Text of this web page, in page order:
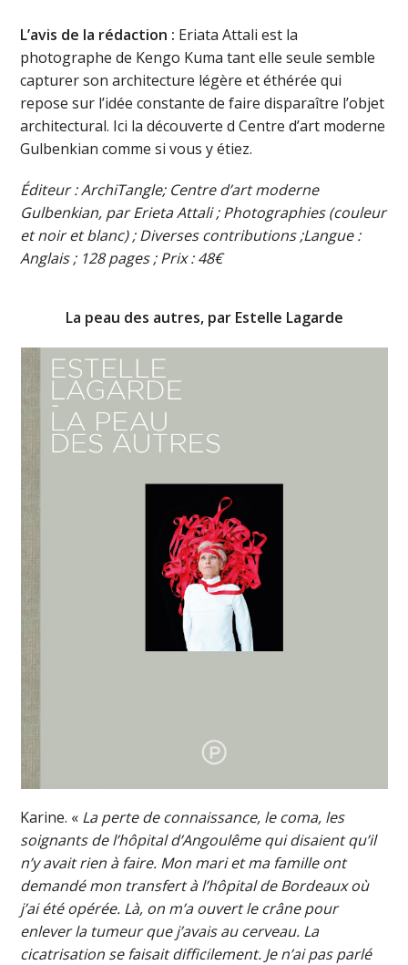
L’avis de la rédaction : Eriata Attali est la
photographe de Kengo Kuma tant elle seule semble
capturer son architecture légère et éthérée qui
repose sur l’idée constante de faire disparaître l’objet
architectural. Ici la découverte d Centre d’art moderne
Gulbenkian comme si vous y étiez.
Éditeur : ArchiTangle; Centre d’art moderne
Gulbenkian, par Erieta Attali ; Photographies (couleur
et noir et blanc) ; Diverses contributions ;Langue :
Anglais ; 128 pages ; Prix : 48€
La peau des autres, par Estelle Lagarde
Karine. « La perte de connaissance, le coma, les
soignants de l’hôpital d’Angoulême qui disaient qu’il
n’y avait rien à faire. Mon mari et ma famille ont
demandé mon transfert à l’hôpital de Bordeaux où
j’ai été opérée. Là, on m’a ouvert le crâne pour
enlever la tumeur que j’avais au cerveau. La
cicatrisation se faisait difficilement. Je n’ai pas parlé